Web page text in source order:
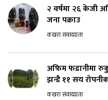
२ वर्षमा २६ केजी
जना पक्राउ
कखरा संवाददाता
अफिम फडानीमा
झन्डै ११ सय
कखरा संवाददाता